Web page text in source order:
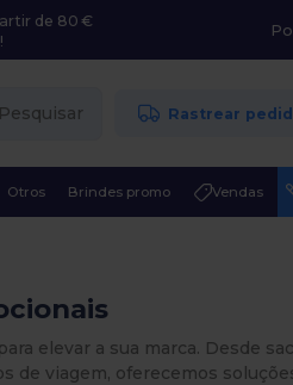
de 80 €
Pesquisar Rastrear
Otros Brindes promo Vendas
elevar a sua marca. Desde
de viagem, oferecemos